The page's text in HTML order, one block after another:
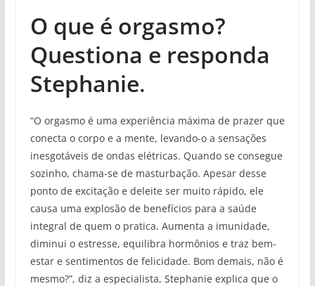
O que é orgasmo?
Questiona e responda
Stephanie.
“O orgasmo é uma experiência máxima de prazer que
conecta o corpo e a mente, levando-o a sensações
inesgotáveis de ondas elétricas. Quando se consegue
sozinho, chama-se de masturbação. Apesar desse
ponto de excitação e deleite ser muito rápido, ele
causa uma explosão de benefícios para a saúde
integral de quem o pratica. Aumenta a imunidade,
diminui o estresse, equilibra hormônios e traz bem-
estar e sentimentos de felicidade. Bom demais, não é
mesmo?”, diz a especialista, Stephanie explica que o